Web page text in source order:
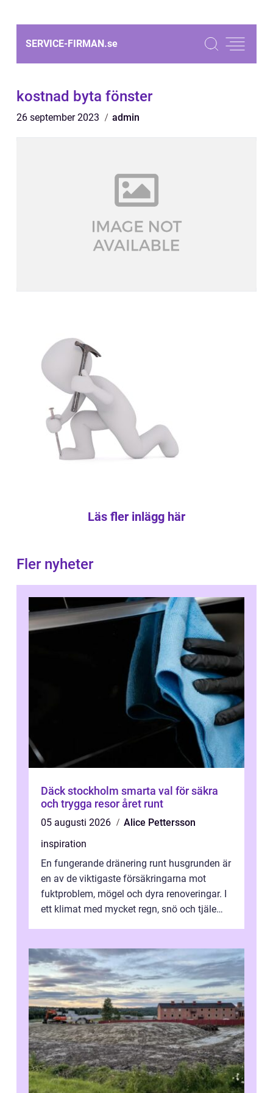
SERVICE-FIRMAN.se
kostnad byta fönster
26 september 2023 admin
Läs fler inlägg här
Fler nyheter
Däck stockholm smarta val för säkra
och trygga resor året runt
05 augusti 2026
Alice Pettersson
inspiration
En fungerande dränering runt husgrunden är
en av de viktigaste försäkringarna mot
fuktproblem, mögel och dyra renoveringar. I
ett klimat med mycket regn, snö och tjäle